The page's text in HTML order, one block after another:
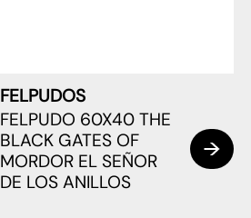
FELPUDOS
FELPUDO 60X40 THE
BLACK GATES OF
MORDOR EL SEÑOR
DE LOS ANILLOS